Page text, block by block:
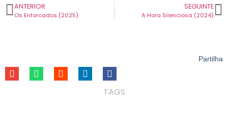
ANTERIOR
Os Enforcados (2025)
SEGUINTE
A Hora Silenciosa (2024)
Partilha
TAGS